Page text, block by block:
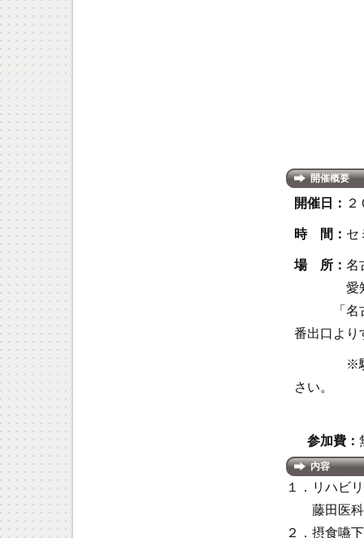
開催概要
開催日：
時 間： セ
場 所： 名
愛知県
「名古屋
番出口より
※駐車場
さい。
参加費：
内容
１．リハビ
藤田医科
２．摂食嚥